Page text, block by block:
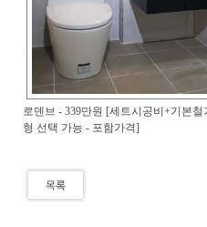
로덴브 - 339만원 [세트시공비+기본
형 선택 가능 - 포함가격]